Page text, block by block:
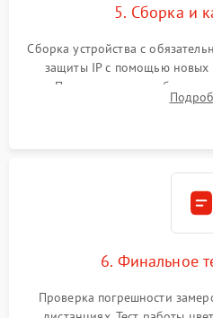
5. Сборка и
Сборка устройства с
защиты IP с помощью новых
Программная калибровка
абсолютно черному телу для
6. Финальное
Проверка погрешности